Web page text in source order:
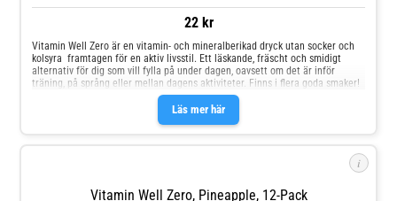
22 kr
Läs mer här
Vitamin Well Zero är en vitamin- och mineralberikad dryck utan socker och
kolsyra  framtagen för en aktiv livsstil. Ett läskande, fräscht och smidigt
alternativ för dig som vill fylla på under dagen, oavsett om det är inför
träning, på språng eller mellan dagens aktiviteter. Finns i flera goda smaker!
i
Vitamin Well Zero, Pineapple, 12-Pack